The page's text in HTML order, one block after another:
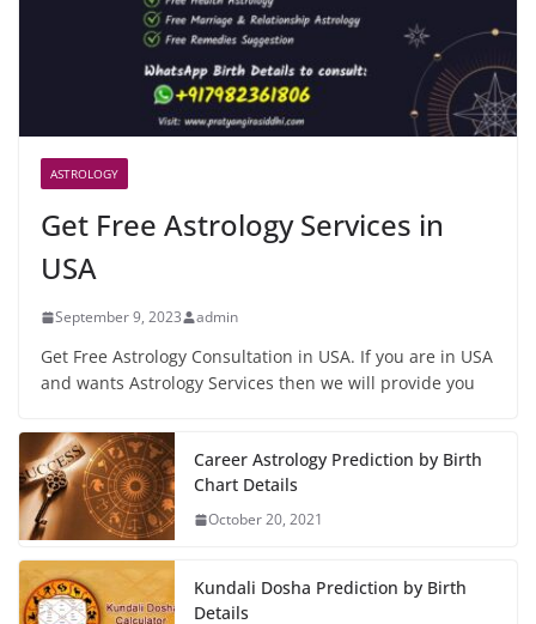
ASTROLOGY
Get Free Astrology Services in
USA
September 9, 2023 admin
Get Free Astrology Consultation in USA. If you are in USA
and wants Astrology Services then we will provide you
Career Astrology Prediction by Birth
Chart Details
October 20, 2021
Kundali Dosha Prediction by Birth
Details